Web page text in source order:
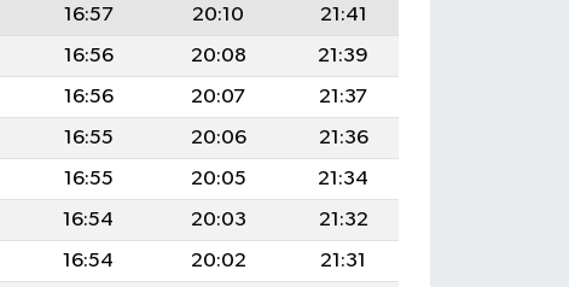
16:57 20:10
21:41
16:56 20:08
21:39
16:56 20:07
21:37
16:55 20:06
21:36
16:55 20:05
21:34
16:54 20:03
21:32
16:54 20:02
21:31